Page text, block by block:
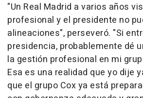
"Un Real Madrid a varios años
profesional y el presidente no
alineaciones", perseveró. "Si
presidencia, probablemente dé
la gestión profesional en mi
Esa es una realidad que yo dije
que el grupo Cox ya está